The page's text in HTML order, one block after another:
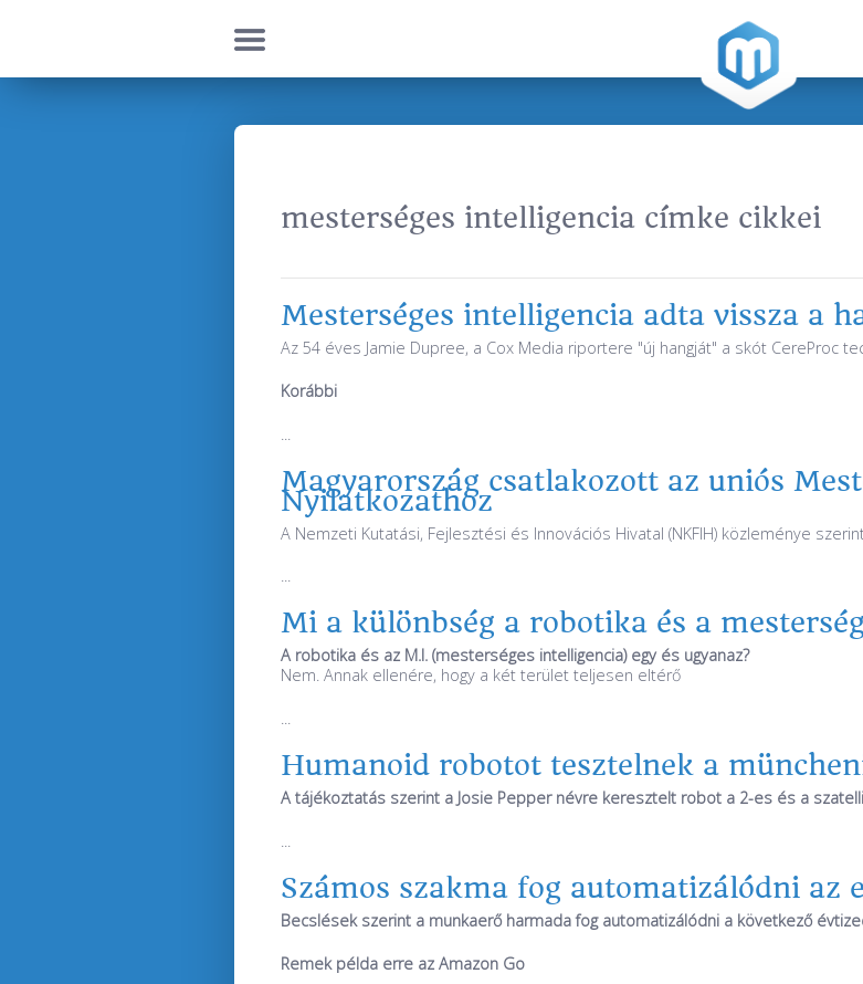
mesterséges intelligencia címke cikkei
Mesterséges intelligencia adta vissza a
Az 54 éves Jamie Dupree, a Cox Media riportere "új hangját" a skót CereProc
Korábbi
Magyarország csatlakozott az uniós
Nyilatkozathoz
A Nemzeti Kutatási, Fejlesztési és Innovációs Hivatal (NKFIH) közleménye
...
Mi a különbség a robotika és a
A robotika és az M.I. (mesterséges intelligencia) egy és ugyanaz?
Nem. Annak ellenére, hogy a két terület teljesen eltérő
...
Humanoid robotot tesztelnek a
A tájékoztatás szerint a Josie Pepper névre keresztelt robot a 2-es és a
...
Számos szakma fog automatizálódni az
Becslések szerint a munkaerő harmada fog automatizálódni a következő
Remek példa erre az Amazon Go